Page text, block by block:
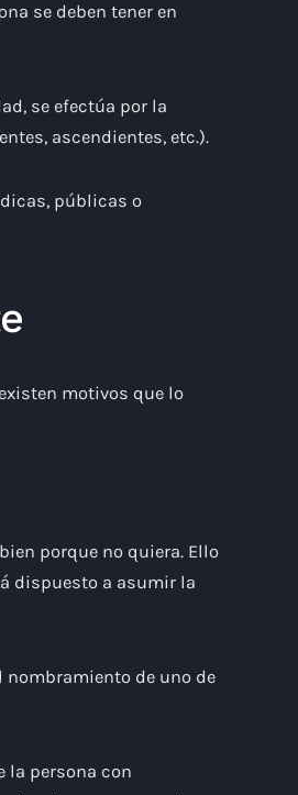
se deben tener en
se efectúa por la
ascendientes, etc.).
públicas o
motivos que lo
porque no quiera. Ello
dispuesto a asumir la
de uno de
la persona con